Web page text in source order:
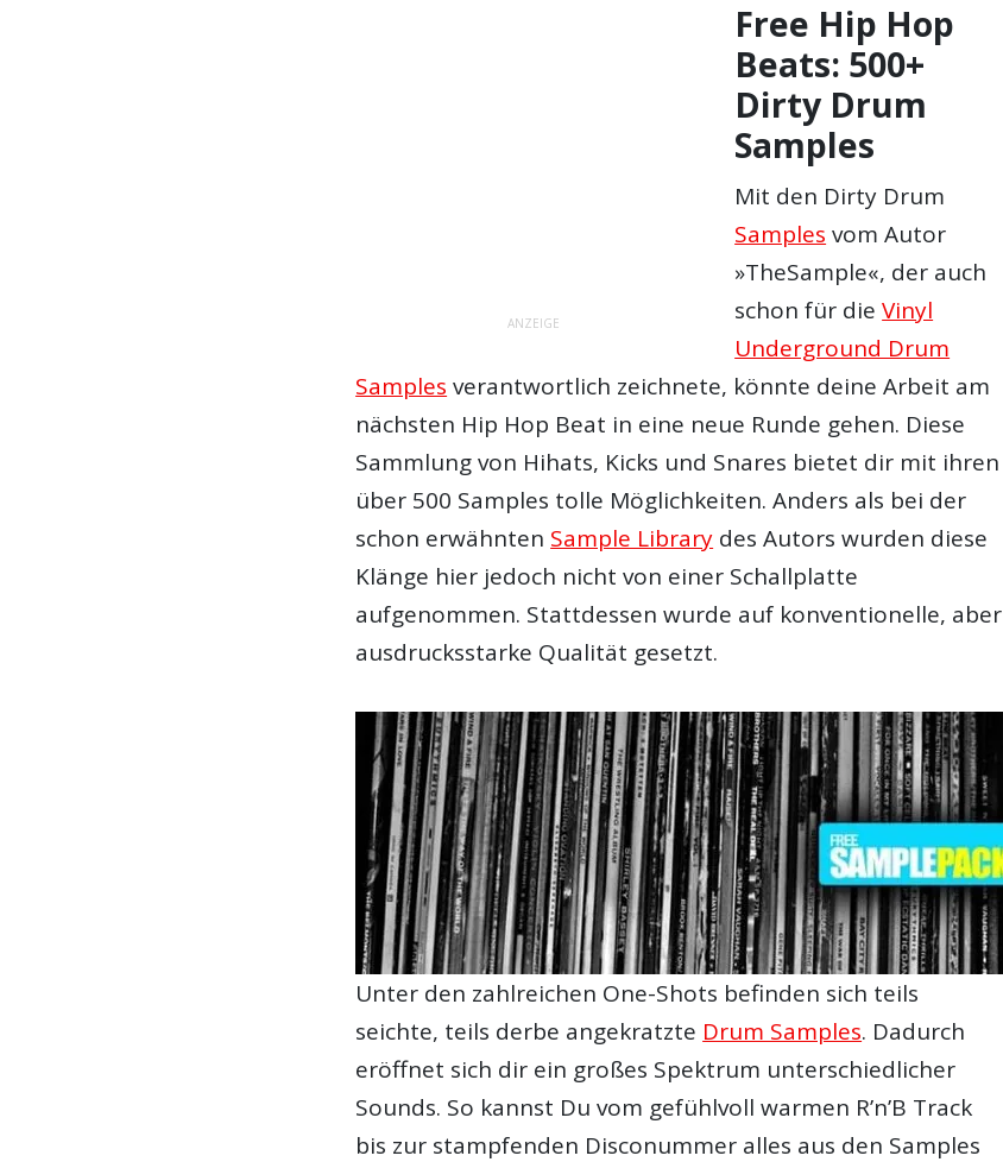
ANZEIGE
Free Hip Hop
Beats: 500+
Dirty Drum
Samples
Mit den Dirty Drum
Samples vom Autor
»TheSample«, der auch
schon für dieVinyl
Underground Drum
Samples verantwortlich zeichnete, könnte deine Arbeit am
nächsten Hip Hop Beat in eine neue Runde gehen. Diese
Sammlung von Hihats, Kicks und Snares bietet dir mit ihren
über 500 Samples tolle Möglichkeiten. Anders als bei der
schon erwähnten Sample Library des Autors wurden diese
Klänge hier jedoch nicht von einer Schallplatte
aufgenommen. Stattdessen wurde auf konventionelle, aber
ausdrucksstarke Qualität gesetzt.
Unter den zahlreichen One-Shots befinden sich teils
seichte, teils derbe angekratzte Drum Samples. Dadurch
eröffnet sich dir ein großes Spektrum unterschiedlicher
Sounds. So kannst Du vom gefühlvoll warmen R’n’B Track
bis zur stampfenden Disconummer alles aus den Samples